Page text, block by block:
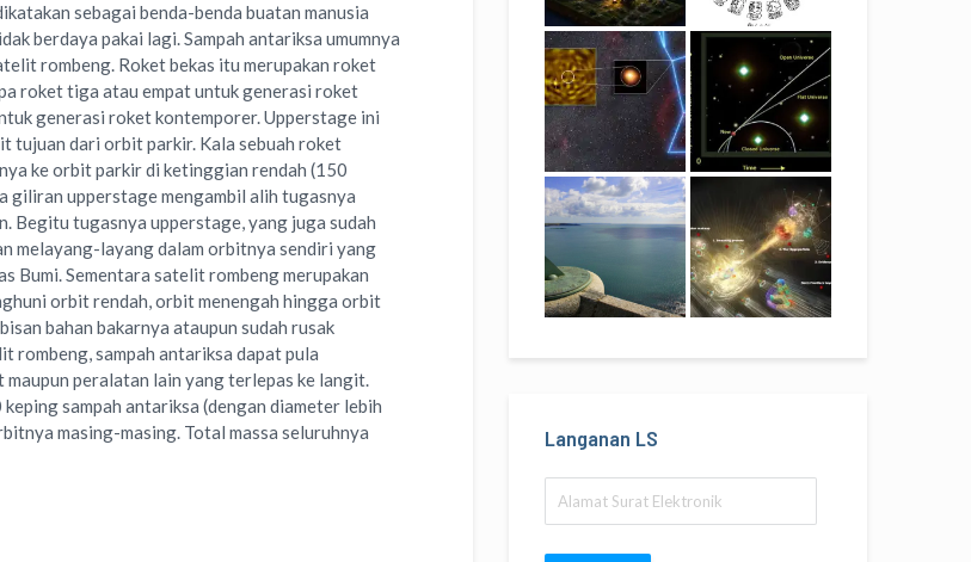
sebagai benda-benda buatan manusia
berdaya pakai lagi. Sampah antariksa umumnya
rombeng. Roket bekas itu merupakan roket
roket tiga atau empat untuk generasi roket
generasi roket kontemporer. Upperstage ini
tujuan dari orbit parkir. Kala sebuah roket
ke orbit parkir di ketinggian rendah (150
giliran upperstage mengambil alih tugasnya
Begitu tugasnya upperstage, yang juga sudah
melayang-layang dalam orbitnya sendiri yang
Bumi. Sementara satelit rombeng merupakan
orbit rendah, orbit menengah hingga orbit
bahan bakarnya ataupun sudah rusak
rombeng, sampah antariksa dapat pula
peralatan lain yang terlepas ke langit.
sampah antariksa (dengan diameter lebih
masing-masing. Total massa seluruhnya
Langanan LS
Surat
Elektronik